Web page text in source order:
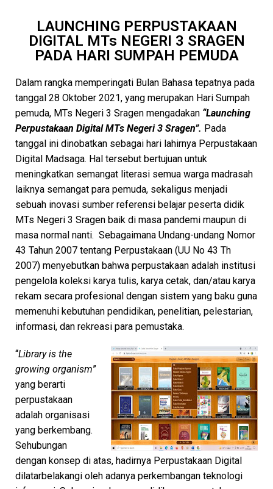
LAUNCHING PERPUSTAKAAN
DIGITAL MTs NEGERI 3 SRAGEN
PADA HARI SUMPAH PEMUDA
Dalam rangka memperingati Bulan Bahasa tepatnya pada
tanggal 28 Oktober 2021, yang merupakan Hari Sumpah
pemuda, MTs Negeri 3 Sragen mengadakan “Launching
Perpustakaan Digital MTs Negeri 3 Sragen”. Pada
tanggal ini dinobatkan sebagai hari lahirnya Perpustakaan
Digital Madsaga. Hal tersebut bertujuan untuk
meningkatkan semangat literasi semua warga madrasah
laiknya semangat para pemuda, sekaligus menjadi
sebuah inovasi sumber referensi belajar peserta didik
MTs Negeri 3 Sragen baik di masa pandemi maupun di
masa normal nanti. Sebagaimana Undang-undang Nomor
43 Tahun 2007 tentang Perpustakaan (UU No 43 Th
2007) menyebutkan bahwa perpustakaan adalah institusi
pengelola koleksi karya tulis, karya cetak, dan/atau karya
rekam secara profesional dengan sistem yang baku guna
memenuhi kebutuhan pendidikan, penelitian, pelestarian,
informasi, dan rekreasi para pemustaka.
“Library is the
growing organism”
yang berarti
perpustakaan
adalah organisasi
yang berkembang.
Sehubungan
dengan konsep di atas, hadirnya Perpustakaan Digital
dilatarbelakangi oleh adanya perkembangan teknologi